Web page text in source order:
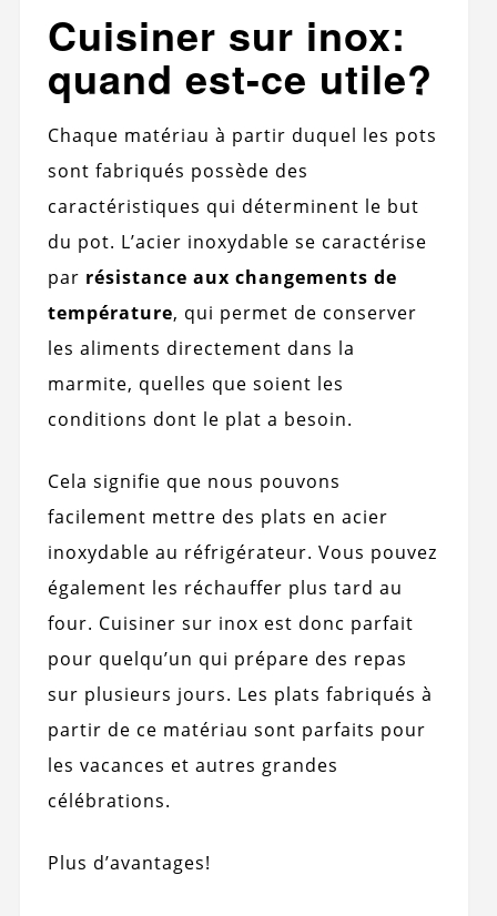
Cuisiner sur inox:
quand est-ce utile?
Chaque matériau à partir duquel les pots
sont fabriqués possède des
caractéristiques qui déterminent le but
du pot. L’acier inoxydable se caractérise
par résistance aux changements de
température, qui permet de conserver
les aliments directement dans la
marmite, quelles que soient les
conditions dont le plat a besoin.
Cela signifie que nous pouvons
facilement mettre des plats en acier
inoxydable au réfrigérateur. Vous pouvez
également les réchauffer plus tard au
four. Cuisiner sur inox est donc parfait
pour quelqu’un qui prépare des repas
sur plusieurs jours. Les plats fabriqués à
partir de ce matériau sont parfaits pour
les vacances et autres grandes
célébrations.
Plus d’avantages!